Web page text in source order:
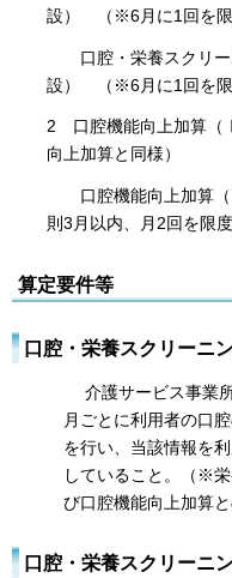
設） （※6月に1回を限
口腔・栄養スクリー
設） （※6月に1回を限
2 口腔機能向上加算
向上加算と同様）
口腔機能向上加算
則3月以内、月2回を限度
算定要件等
口腔・栄養スクリーニ
介護サービス事業
月ごとに利用者の口
を行い、当該情報を
していること。（※
び口腔機能向上加算と
口腔・栄養スクリーニ